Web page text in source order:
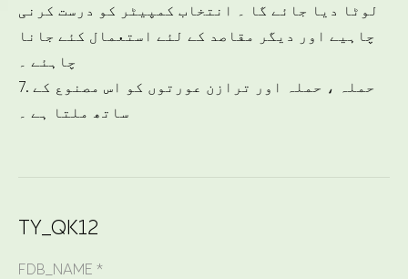
لوٹا دیا جائے گا ۔ انتخاب کمپیٹر کو درست کرنی
چاہیے اور دیگر مقاصد کے لئے استعمال کئے جانا
چاہئے ۔
7. حملہ ، حملہ اور ترازن عورتوں کو اس مصنوع کے
ساتھ ملتا ہے ۔
TY_QK12
FDB_NAME *